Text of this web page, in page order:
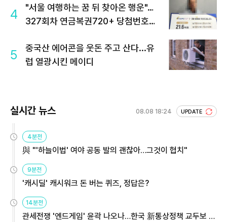
4
"서울 여행하는 꿈 뒤 찾아온 행운"…
327회차 연금복권720+ 당첨번호조
5
중국산 에어콘을 웃돈 주고 산다...유
럽 열광시킨 메이디
실시간 뉴스 08.08 18:24 UPDATE
4분전
與 "'하늘이법' 여야 공동 발의 괜찮아…그것이 협치"
9분전
'캐시딜' 캐시워크 돈 버는 퀴즈, 정답은?
14분전
관세전쟁 '엔드게임' 윤곽 나오나…한국 新통상정책 교두보 활